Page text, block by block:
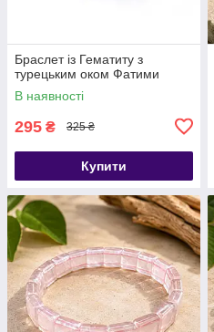
Браслет із Гематиту з
турецьким оком Фатими
В наявності
295 ₴ 325 ₴
Купити